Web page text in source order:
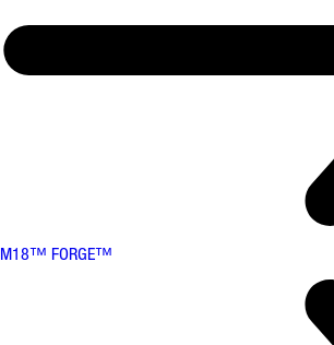
M18™ FORGE™